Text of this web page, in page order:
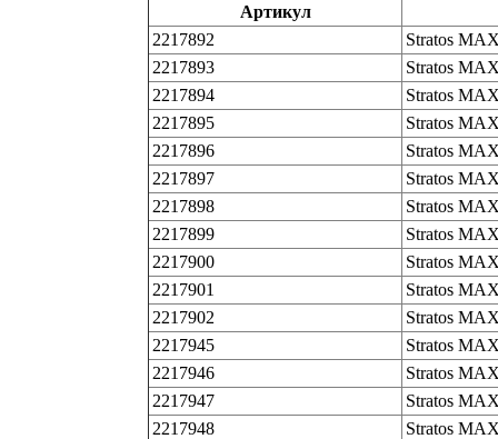
Артикул
2217892
Stratos
2217893
Stratos
2217894
Stratos
2217895
Stratos
2217896
Stratos
2217897
Stratos
2217898
Stratos
2217899
Stratos
2217900
Stratos
2217901
Stratos
2217902
Stratos
2217945
Stratos
2217946
Stratos
2217947
Stratos
2217948
Stratos